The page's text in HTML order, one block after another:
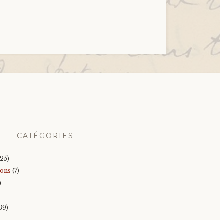
CATÉGORIES
(7)